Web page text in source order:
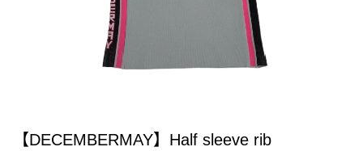
【DECEMBERMAY】Half sleeve rib